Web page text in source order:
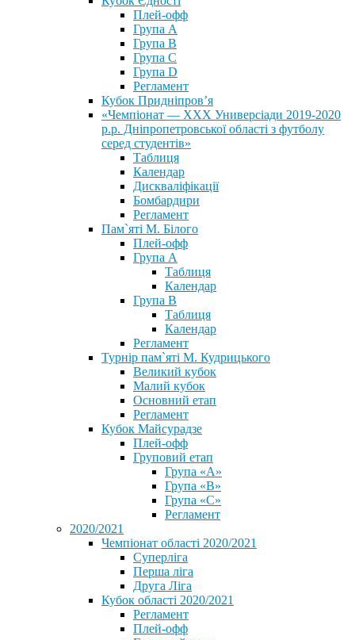
Плей-офф
Група А
Група В
Група С
Група D
Регламент
Кубок Придніпров’я
«Чемпіонат — ХХХ Универсіади 2019-2020
р.р. Дніпропетровської області з футболу
серед студентів»
Таблиця
Календар
Дискваліфікації
Бомбардири
Регламент
Пам`яті М. Білого
Плей-офф
Група А
Таблиця
Календар
Група В
Таблиця
Календар
Регламент
Турнір пам`яті М. Кудрицького
Великий кубок
Малий кубок
Основний етап
Регламент
Кубок Майсурадзе
Плей-офф
Груповий етап
Група «А»
Група «B»
Група «C»
Регламент
2020/2021
Чемпіонат області 2020/2021
Суперліга
Перша ліга
Друга Ліга
Кубок області 2020/2021
Регламент
Плей-офф